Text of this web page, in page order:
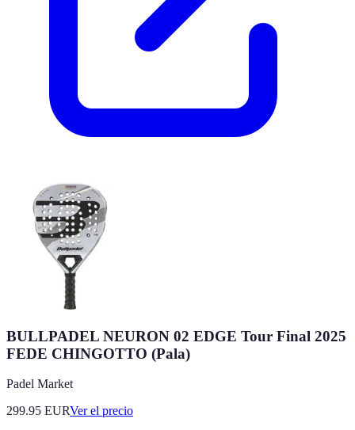
BULLPADEL NEURON 02 EDGE Tour Final 2025
FEDE CHINGOTTO (Pala)
Padel Market
299.95 EURVer el precio